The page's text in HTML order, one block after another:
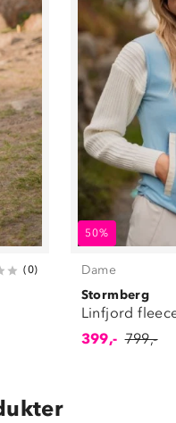
(0)
50%
Dame
Stormberg
Linfjord
399,- 799,-